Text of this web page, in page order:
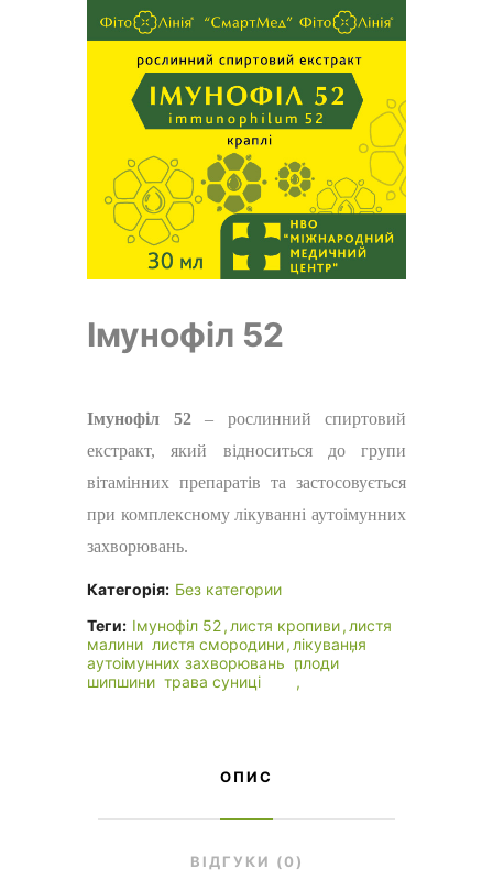
Імунофіл 52
Імунофіл 52– рослинний спиртовий
екстракт, який відноситься до групи
вітамінних препаратів та застосовується
при комплексному лікуванні аутоімунних
захворювань.
Категорія: Без категории
Теги: Імунофіл 52 листя кропиви листя
малини листя смородини лікування
аутоімунних захворювань плоди
шипшини трава суниці
ОПИС
ВІДГУКИ (0)